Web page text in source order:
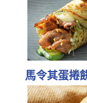
馬令其蛋捲